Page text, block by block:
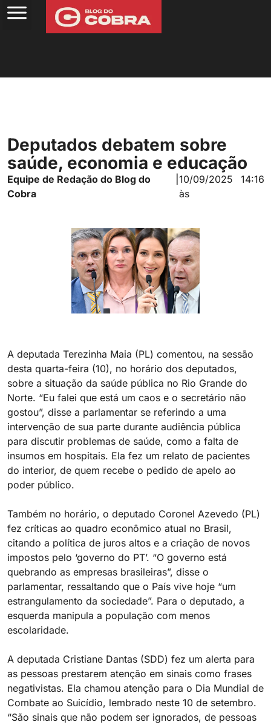
Deputados debatem sobre
saúde, economia e educação
Equipe de Redação do Blog do
Cobra
|10/09/2025
às
14:16
A deputada Terezinha Maia (PL) comentou, na sessão
desta quarta-feira (10), no horário dos deputados,
sobre a situação da saúde pública no Rio Grande do
Norte. “Eu falei que está um caos e o secretário não
gostou”, disse a parlamentar se referindo a uma
intervenção de sua parte durante audiência pública
para discutir problemas de saúde, como a falta de
insumos em hospitais. Ela fez um relato de pacientes
do interior, de quem recebe o pedido de apelo ao
poder público.
Também no horário, o deputado Coronel Azevedo (PL)
fez críticas ao quadro econômico atual no Brasil,
citando a política de juros altos e a criação de novos
impostos pelo ‘governo do PT’. “O governo está
quebrando as empresas brasileiras”, disse o
parlamentar, ressaltando que o País vive hoje “um
estrangulamento da sociedade”. Para o deputado, a
esquerda manipula a população com menos
escolaridade.
A deputada Cristiane Dantas (SDD) fez um alerta para
as pessoas prestarem atenção em sinais como frases
negativistas. Ela chamou atenção para o Dia Mundial de
Combate ao Suicídio, lembrado neste 10 de setembro.
“São sinais que não podem ser ignorados, de pessoas